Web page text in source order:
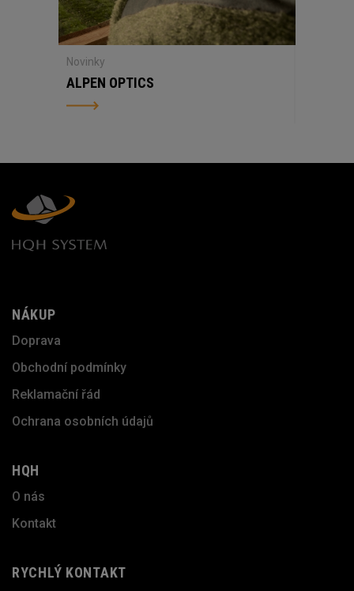
Novinky
ALPEN OPTICS
NÁKUP
Doprava
Obchodní podmínky
Reklamační řád
Ochrana osobních údajů
HQH
O nás
Kontakt
RYCHLÝ KONTAKT